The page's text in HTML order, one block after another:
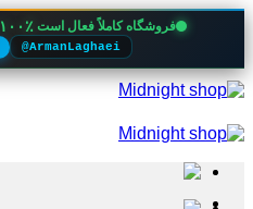
فروشگاه کاملاً فعال است ۱۰۰٪
@ArmanLaghaei
Skip
to